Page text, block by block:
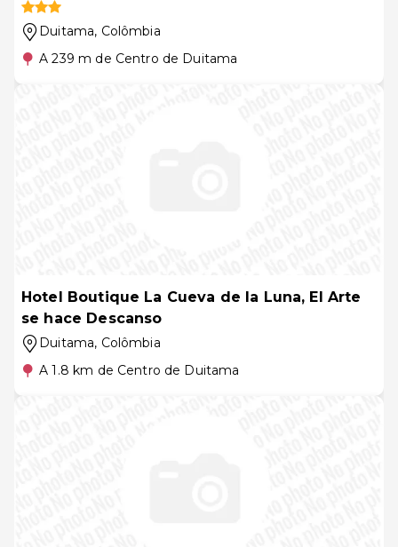
Duitama, Colômbia
A 239 m de Centro de Duitama
Hotel Boutique La Cueva de la Luna, El Arte
se hace Descanso
Duitama, Colômbia
A 1.8 km de Centro de Duitama